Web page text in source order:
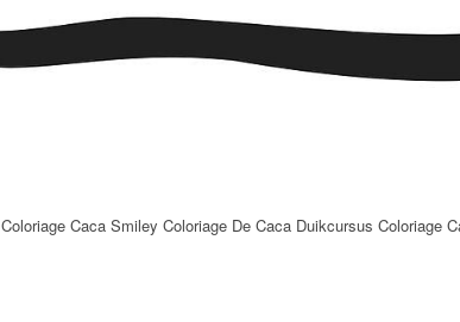
Coloriage Caca Smiley Coloriage De Caca Duikcursus Coloriage